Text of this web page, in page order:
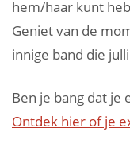
hem/haar kunt
Geniet van de
innige band die
Ben je bang dat je
Ontdek hier of je